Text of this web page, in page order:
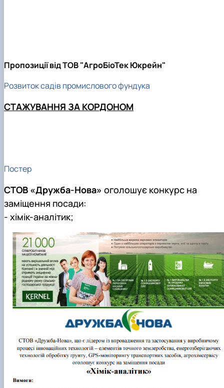
Пропозиції від ТОВ "АгроБіоТек Юкрейн"
Розвиток садів промислового фундука
СТАЖУВАННЯ ЗА КОРДОНОМ
Постер
СТОВ «Дружба-Нова» оголошує конкурс на
заміщення посади:
- хімік-аналітик;